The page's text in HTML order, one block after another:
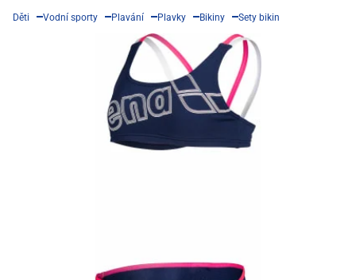
Děti Vodní sporty Plavání Plavky Bikiny Sety bikin